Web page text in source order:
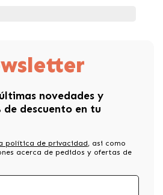
novedades y
de descuento en tu
política de privacidad, asi como
acerca de pedidos y ofertas de